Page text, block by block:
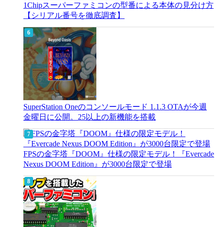
1Chipスーパーファミコンの型番による本体の見分け方
【シリアル番号を徹底調査】
SuperStation Oneのコンソールモード 1.1.3 OTAが今週
金曜日に公開。25以上の新機能を搭載
FPSの金字塔『DOOM』仕様の限定モデル！『Evercade
Nexus DOOM Edition』が3000台限定で登場